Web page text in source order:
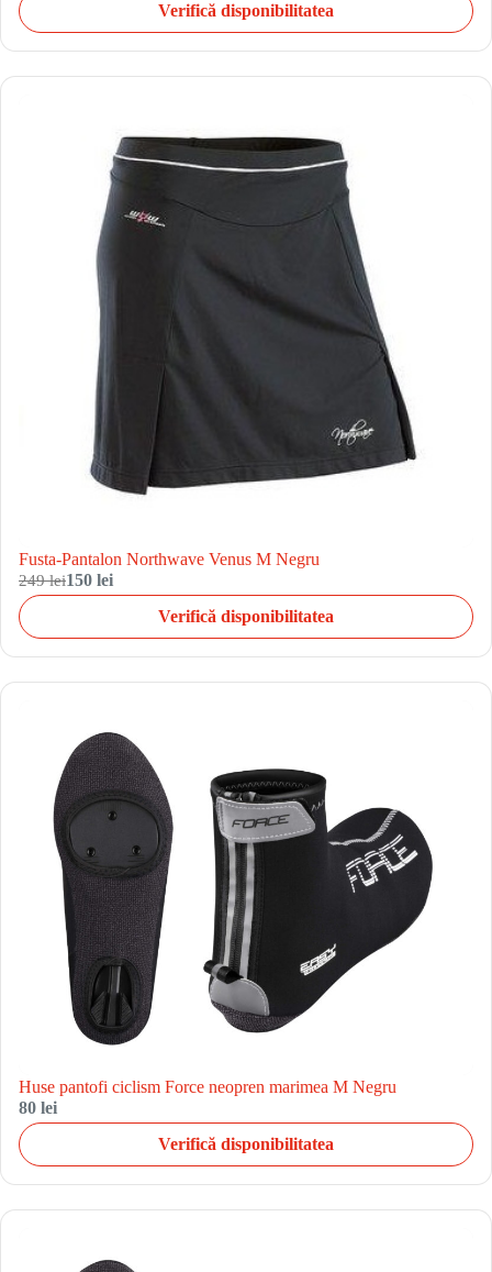
Verifică disponibilitatea
Fusta-Pantalon Northwave Venus M Negru
249 lei150 lei
Verifică disponibilitatea
Huse pantofi ciclism Force neopren marimea M Negru
80 lei
Verifică disponibilitatea